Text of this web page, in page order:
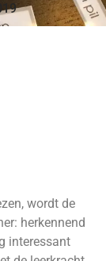
wordt de
herkennend
interessant